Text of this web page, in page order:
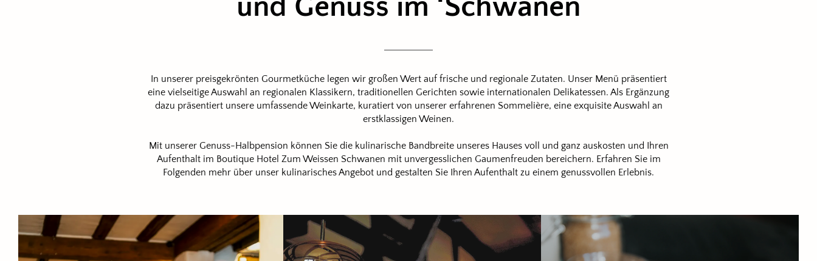
und Genuss im ‘Schwanen
In unserer preisgekrönten Gourmetküche legen wir großen Wert auf frische und regionale Zutaten. Unser Menü präsentiert
eine vielseitige Auswahl an regionalen Klassikern, traditionellen Gerichten sowie internationalen Delikatessen. Als Ergänzung
dazu präsentiert unsere umfassende Weinkarte, kuratiert von unserer erfahrenen Sommelière, eine exquisite Auswahl an
erstklassigen Weinen.
Mit unserer Genuss-Halbpension können Sie die kulinarische Bandbreite unseres Hauses voll und ganz auskosten und Ihren
Aufenthalt im Boutique Hotel Zum Weissen Schwanen mit unvergesslichen Gaumenfreuden bereichern. Erfahren Sie im
Folgenden mehr über unser kulinarisches Angebot und gestalten Sie Ihren Aufenthalt zu einem genussvollen Erlebnis.